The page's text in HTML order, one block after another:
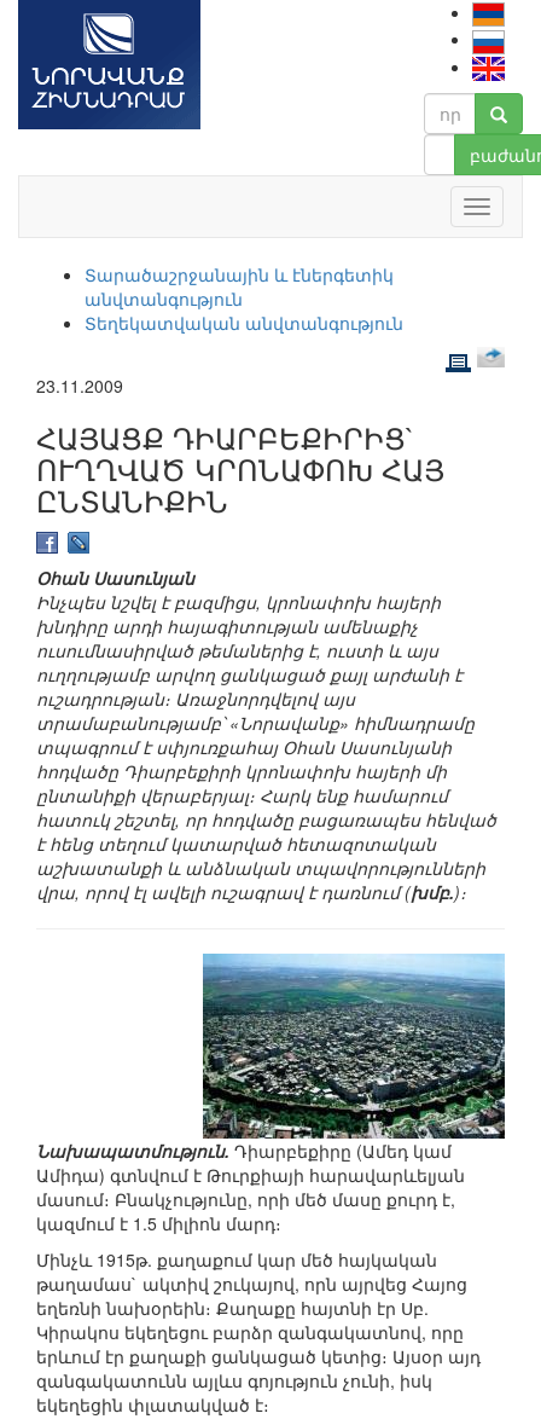
Տարածաշրջանային և էներգետիկ
անվտանգություն
Տեղեկատվական անվտանգություն
23.11.2009
ՀԱՅԱՑՔ ԴԻԱՐԲԵՔԻՐԻՑ`
ՈՒՂՂՎԱԾ ԿՐՈՆԱՓՈԽ ՀԱՅ
ԸՆՏԱՆԻՔԻՆ
Օհան Սասունյան
Ինչպես նշվել է բազմիցս, կրոնափոխ հայերի
խնդիրը արդի հայագիտության ամենաքիչ
ուսումնասիրված թեմաներից է, ուստի և այս
ուղղությամբ արվող ցանկացած քայլ արժանի է
ուշադրության։ Առաջնորդվելով այս
տրամաբանությամբ՝ «Նորավանք» հիմնադրամը
տպագրում է սփյուռքահայ Օհան Սասունյանի
հոդվածը Դիարբեքիրի կրոնափոխ հայերի մի
ընտանիքի վերաբերյալ։ Հարկ ենք համարում
հատուկ շեշտել, որ հոդվածը բացառապես հենված
է հենց տեղում կատարված հետազոտական
աշխատանքի և անձնական տպավորությունների
վրա, որով էլ ավելի ուշագրավ է դառնում (խմբ.)։
Նախապատմություն. Դիարբեքիրը (Ամեդ կամ
Ամիդա) գտնվում է Թուրքիայի հարավարևելյան
մասում։ Բնակչությունը, որի մեծ մասը քուրդ է,
կազմում է 1.5 միլիոն մարդ։
Մինչև 1915թ. քաղաքում կար մեծ հայկական
թաղամաս` ակտիվ շուկայով, որն այրվեց Հայոց
եղեռնի նախօրեին։ Քաղաքը հայտնի էր Սբ.
Կիրակոս եկեղեցու բարձր զանգակատնով, որը
երևում էր քաղաքի ցանկացած կետից։ Այսօր այդ
զանգակատունն այլևս գոյություն չունի, իսկ
եկեղեցին փլատակված է։